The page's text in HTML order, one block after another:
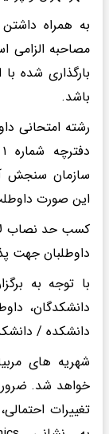
به همراه
مصاحبه الزامی
بارگذاری شده
باشد.
رشته امتحانی
سازمان سنجش
این صورت
کسب حد نصاب
داوطلبان جهت
با توجه به
دانشکدگان،
دانشکده /
شهریه های
خواهد شد.
تغییرات